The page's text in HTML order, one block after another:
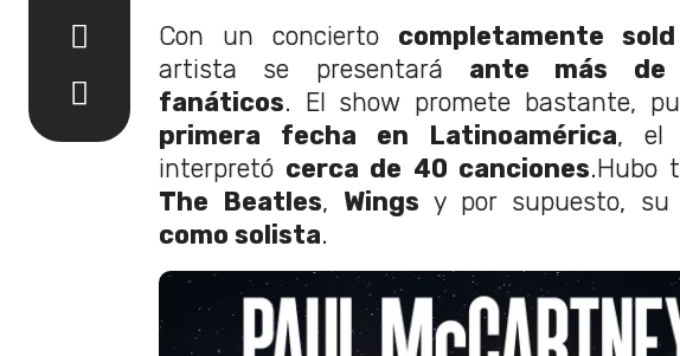
Con un concierto completamente
artista se presentará ante más de
fanáticos. El show promete bastante,
primera fecha en Latinoamérica, el
interpretó cerca de 40 canciones.Hubo
The Beatles, Wings y por supuesto, su
como solista.